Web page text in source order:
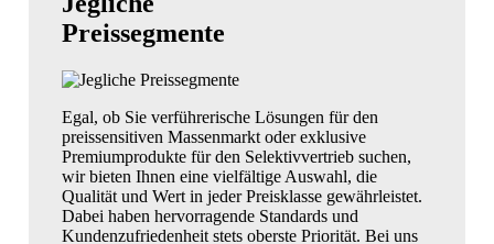
Preissegmente
Egal, ob Sie verführerische Lösungen für den
preissensitiven Massenmarkt oder exklusive
Premiumprodukte für den Selektivvertrieb suchen,
wir bieten Ihnen eine vielfältige Auswahl, die
Qualität und Wert in jeder Preisklasse gewährleistet.
Dabei haben hervorragende Standards und
Kundenzufriedenheit stets oberste Priorität. Bei uns